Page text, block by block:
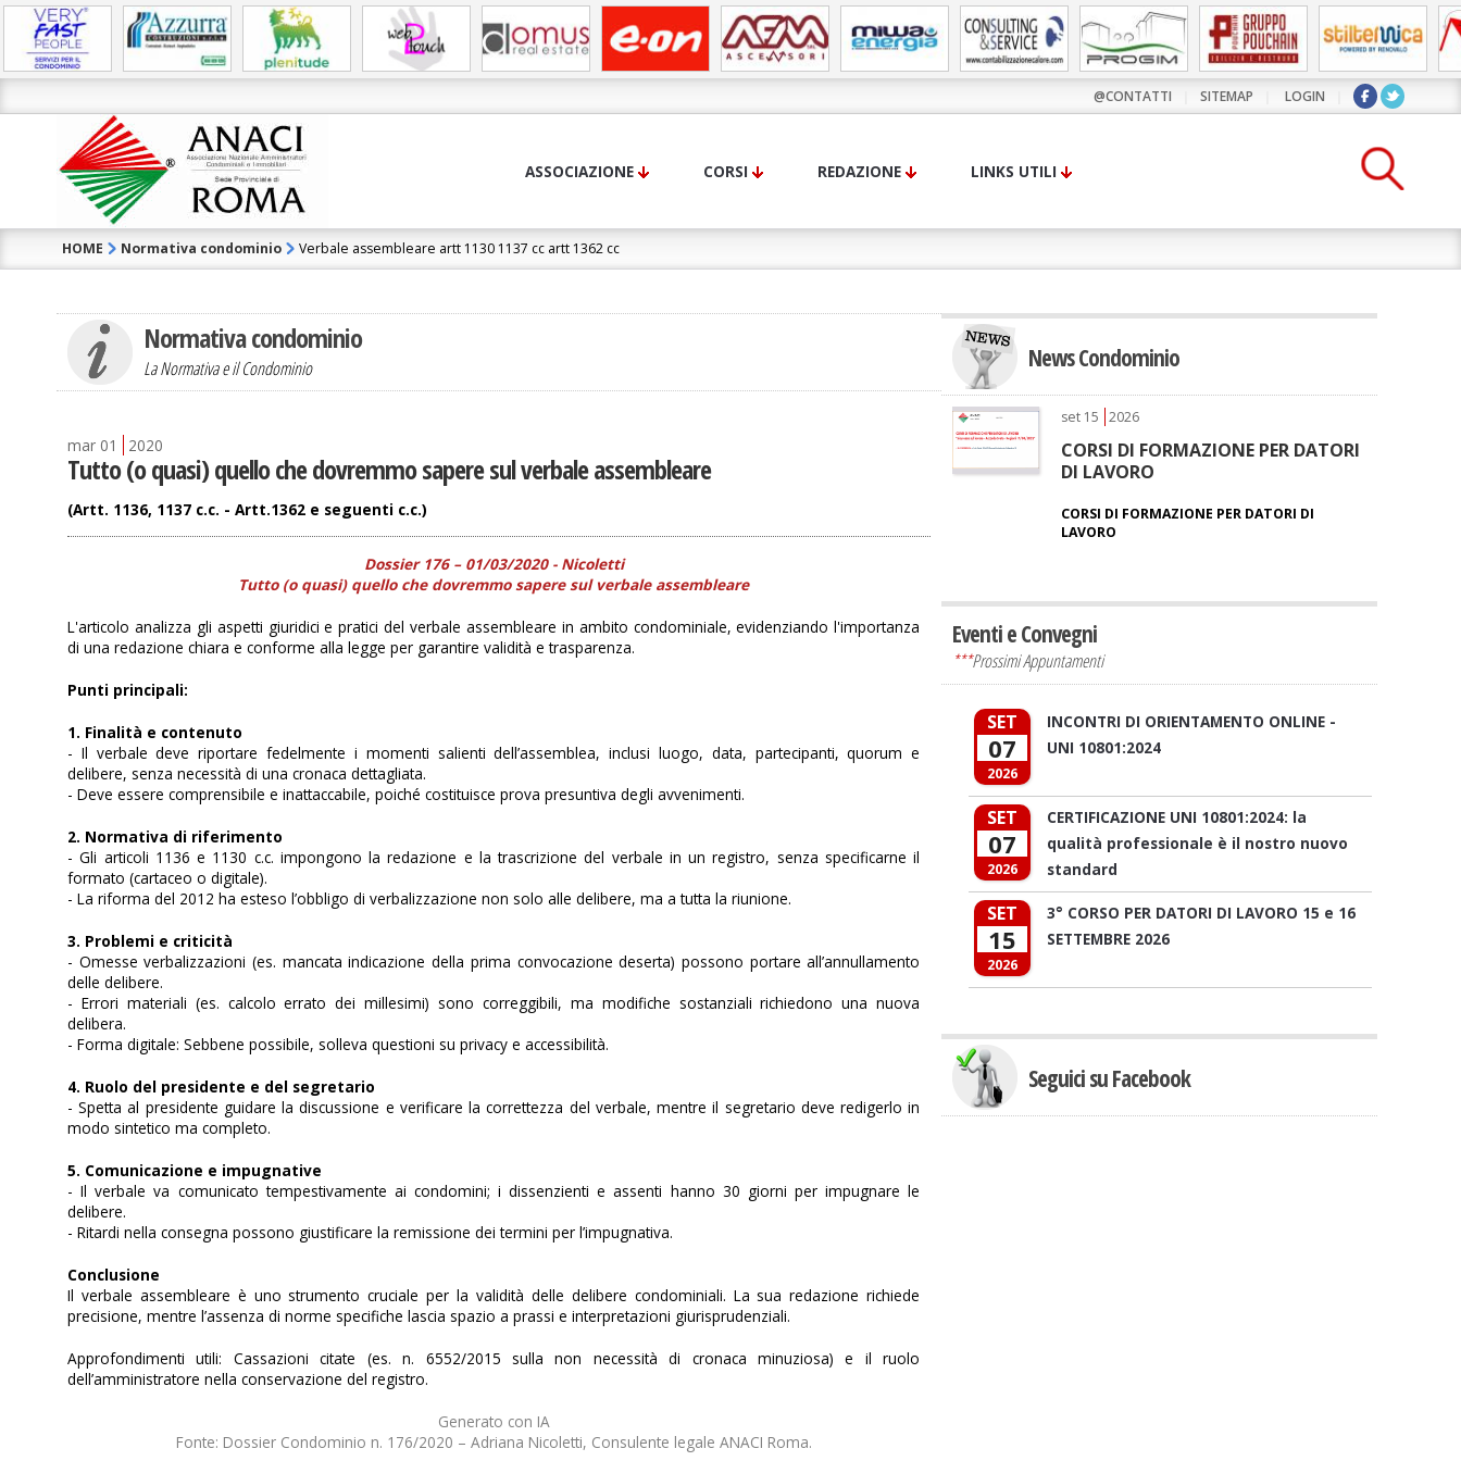
@CONTATTI SITEMAP LOGIN
ASSOCIAZIONE CORSI REDAZIONE LINKS UTILI
HOME Normativa condominio Verbale assembleare artt 1130 1137 cc artt 1362 cc
Normativa condominio
La Normativa e il Condominio
mar 01 2020
Tutto (o quasi) quello che dovremmo sapere sul verbale assembleare
(Artt. 1136, 1137 c.c. - Artt.1362 e seguenti c.c.)
Dossier 176 – 01/03/2020 - Nicoletti
Tutto (o quasi) quello che dovremmo sapere sul verbale assembleare
L'articolo analizza gli aspetti giuridici e pratici del verbale assembleare in ambito condominiale, evidenziando l'importanza
di una redazione chiara e conforme alla legge per garantire validità e trasparenza.
Punti principali:
1. Finalità e contenuto
- Il verbale deve riportare fedelmente i momenti salienti dell’assemblea, inclusi luogo, data, partecipanti, quorum e
delibere, senza necessità di una cronaca dettagliata.
- Deve essere comprensibile e inattaccabile, poiché costituisce prova presuntiva degli avvenimenti.
2. Normativa di riferimento
- Gli articoli 1136 e 1130 c.c. impongono la redazione e la trascrizione del verbale in un registro, senza specificarne il
formato (cartaceo o digitale).
- La riforma del 2012 ha esteso l’obbligo di verbalizzazione non solo alle delibere, ma a tutta la riunione.
3. Problemi e criticità
- Omesse verbalizzazioni (es. mancata indicazione della prima convocazione deserta) possono portare all’annullamento
delle delibere.
- Errori materiali (es. calcolo errato dei millesimi) sono correggibili, ma modifiche sostanziali richiedono una nuova
delibera.
- Forma digitale: Sebbene possibile, solleva questioni su privacy e accessibilità.
4. Ruolo del presidente e del segretario
- Spetta al presidente guidare la discussione e verificare la correttezza del verbale, mentre il segretario deve redigerlo in
modo sintetico ma completo.
5. Comunicazione e impugnative
- Il verbale va comunicato tempestivamente ai condomini; i dissenzienti e assenti hanno 30 giorni per impugnare le
delibere.
- Ritardi nella consegna possono giustificare la remissione dei termini per l’impugnativa.
Conclusione
Il verbale assembleare è uno strumento cruciale per la validità delle delibere condominiali. La sua redazione richiede
precisione, mentre l’assenza di norme specifiche lascia spazio a prassi e interpretazioni giurisprudenziali.
Approfondimenti utili: Cassazioni citate (es. n. 6552/2015 sulla non necessità di cronaca minuziosa) e il ruolo
dell’amministratore nella conservazione del registro.
Generato con IA
Fonte: Dossier Condominio n. 176/2020 – Adriana Nicoletti, Consulente legale ANACI Roma.
News Condominio
set 15 2026
CORSI DI FORMAZIONE PER DATORI
DI LAVORO
CORSI DI FORMAZIONE PER DATORI DI
LAVORO
Eventi e Convegni
***Prossimi Appuntamenti
SET
07
2026
INCONTRI DI ORIENTAMENTO ONLINE -
UNI 10801:2024
SET
07
2026
CERTIFICAZIONE UNI 10801:2024: la
qualità professionale è il nostro nuovo
standard
SET
15
2026
3° CORSO PER DATORI DI LAVORO 15 e 16
SETTEMBRE 2026
Seguici su Facebook